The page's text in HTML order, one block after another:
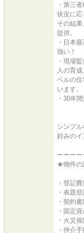
・第三
状況に応
その結
提供。
・日本
強い！
・現場
人の育
ベルの
います。
・30年
シンプ
好みの
ーーー
★物件の
・登記
・表題
・契約
・固定
・火災
・仲介